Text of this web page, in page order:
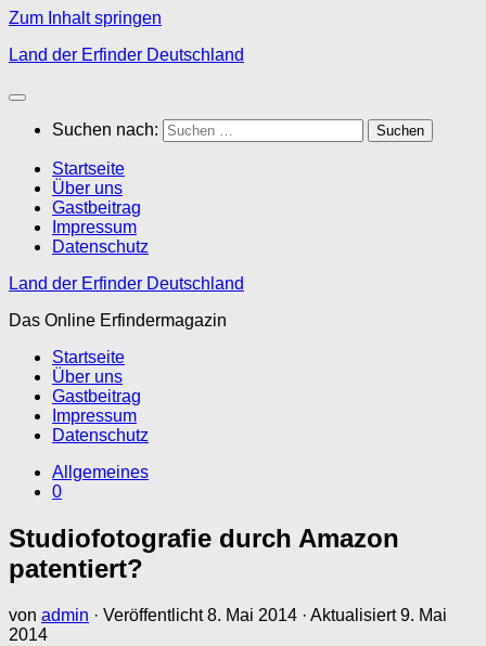
Zum Inhalt springen
Land der Erfinder Deutschland
Suchen nach:
Startseite
Über uns
Gastbeitrag
Impressum
Datenschutz
Land der Erfinder Deutschland
Das Online Erfindermagazin
Startseite
Über uns
Gastbeitrag
Impressum
Datenschutz
Allgemeines
0
Studiofotografie durch Amazon
patentiert?
von admin · Veröffentlicht8. Mai 2014 · Aktualisiert9. Mai
2014